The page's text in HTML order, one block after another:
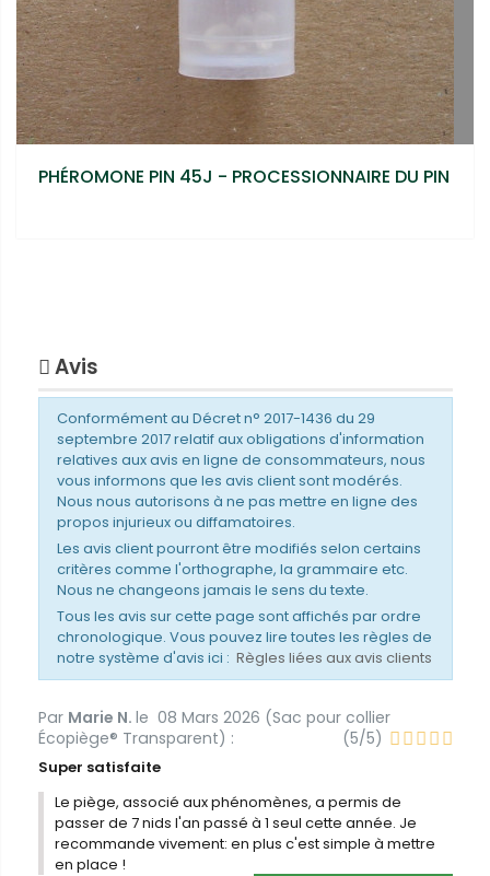
PHÉROMONE PIN 45J - PROCESSIONNAIRE DU PIN
Avis
Conformément au Décret n° 2017-1436 du 29
septembre 2017 relatif aux obligations d'information
relatives aux avis en ligne de consommateurs, nous
vous informons que les avis client sont modérés.
Nous nous autorisons à ne pas mettre en ligne des
propos injurieux ou diffamatoires.
Les avis client pourront être modifiés selon certains
critères comme l'orthographe, la grammaire etc.
Nous ne changeons jamais le sens du texte.
Tous les avis sur cette page sont affichés par ordre
chronologique. Vous pouvez lire toutes les règles de
notre système d'avis ici : Règles liées aux avis clients
Par Marie N. le 08 Mars 2026 (Sac pour collier
Écopiège® Transparent) : (5/5)
Super satisfaite
Le piège, associé aux phénomènes, a permis de
passer de 7 nids l'an passé à 1 seul cette année. Je
recommande vivement: en plus c'est simple à mettre
en place !